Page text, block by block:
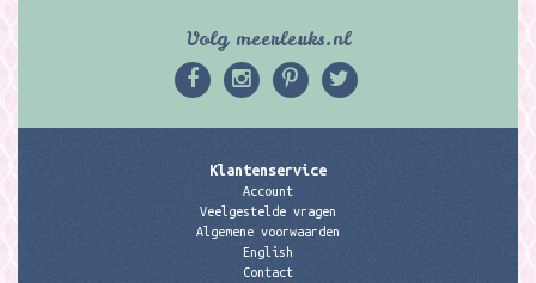
Volg meerleuks.nl
Klantenservice
Account
Veelgestelde vragen
Algemene voorwaarden
English
Contact